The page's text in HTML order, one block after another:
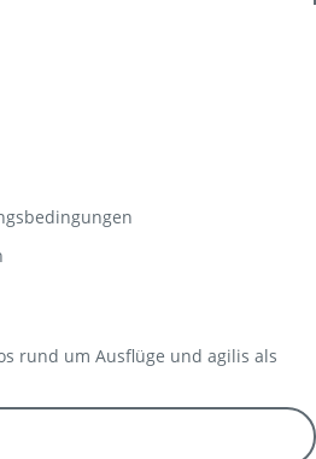
rund um Ausflüge und agilis als